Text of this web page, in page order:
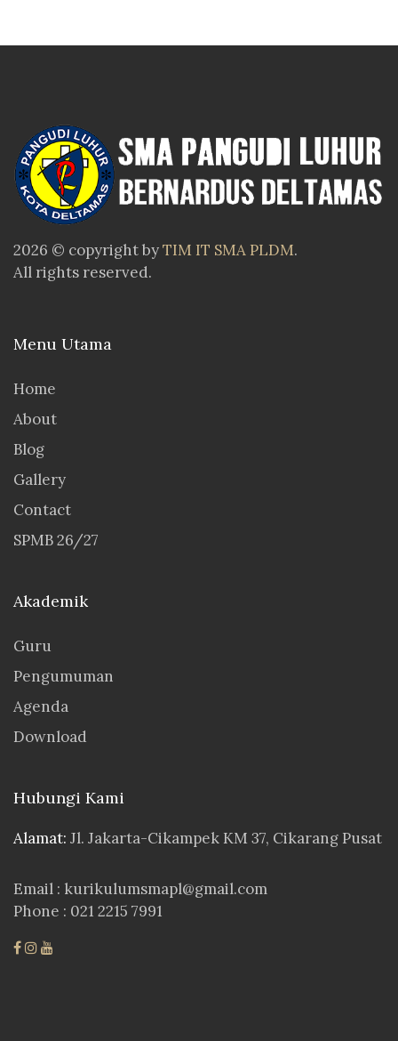
2026 © copyright byTIM IT SMA PLDM.
All rights reserved.
Menu Utama
Home
About
Blog
Gallery
Contact
SPMB 26/27
Akademik
Guru
Pengumuman
Agenda
Download
Hubungi Kami
Alamat: Jl. Jakarta-Cikampek KM 37, Cikarang Pusat
Email : kurikulumsmapl@gmail.com
Phone : 021 2215 7991